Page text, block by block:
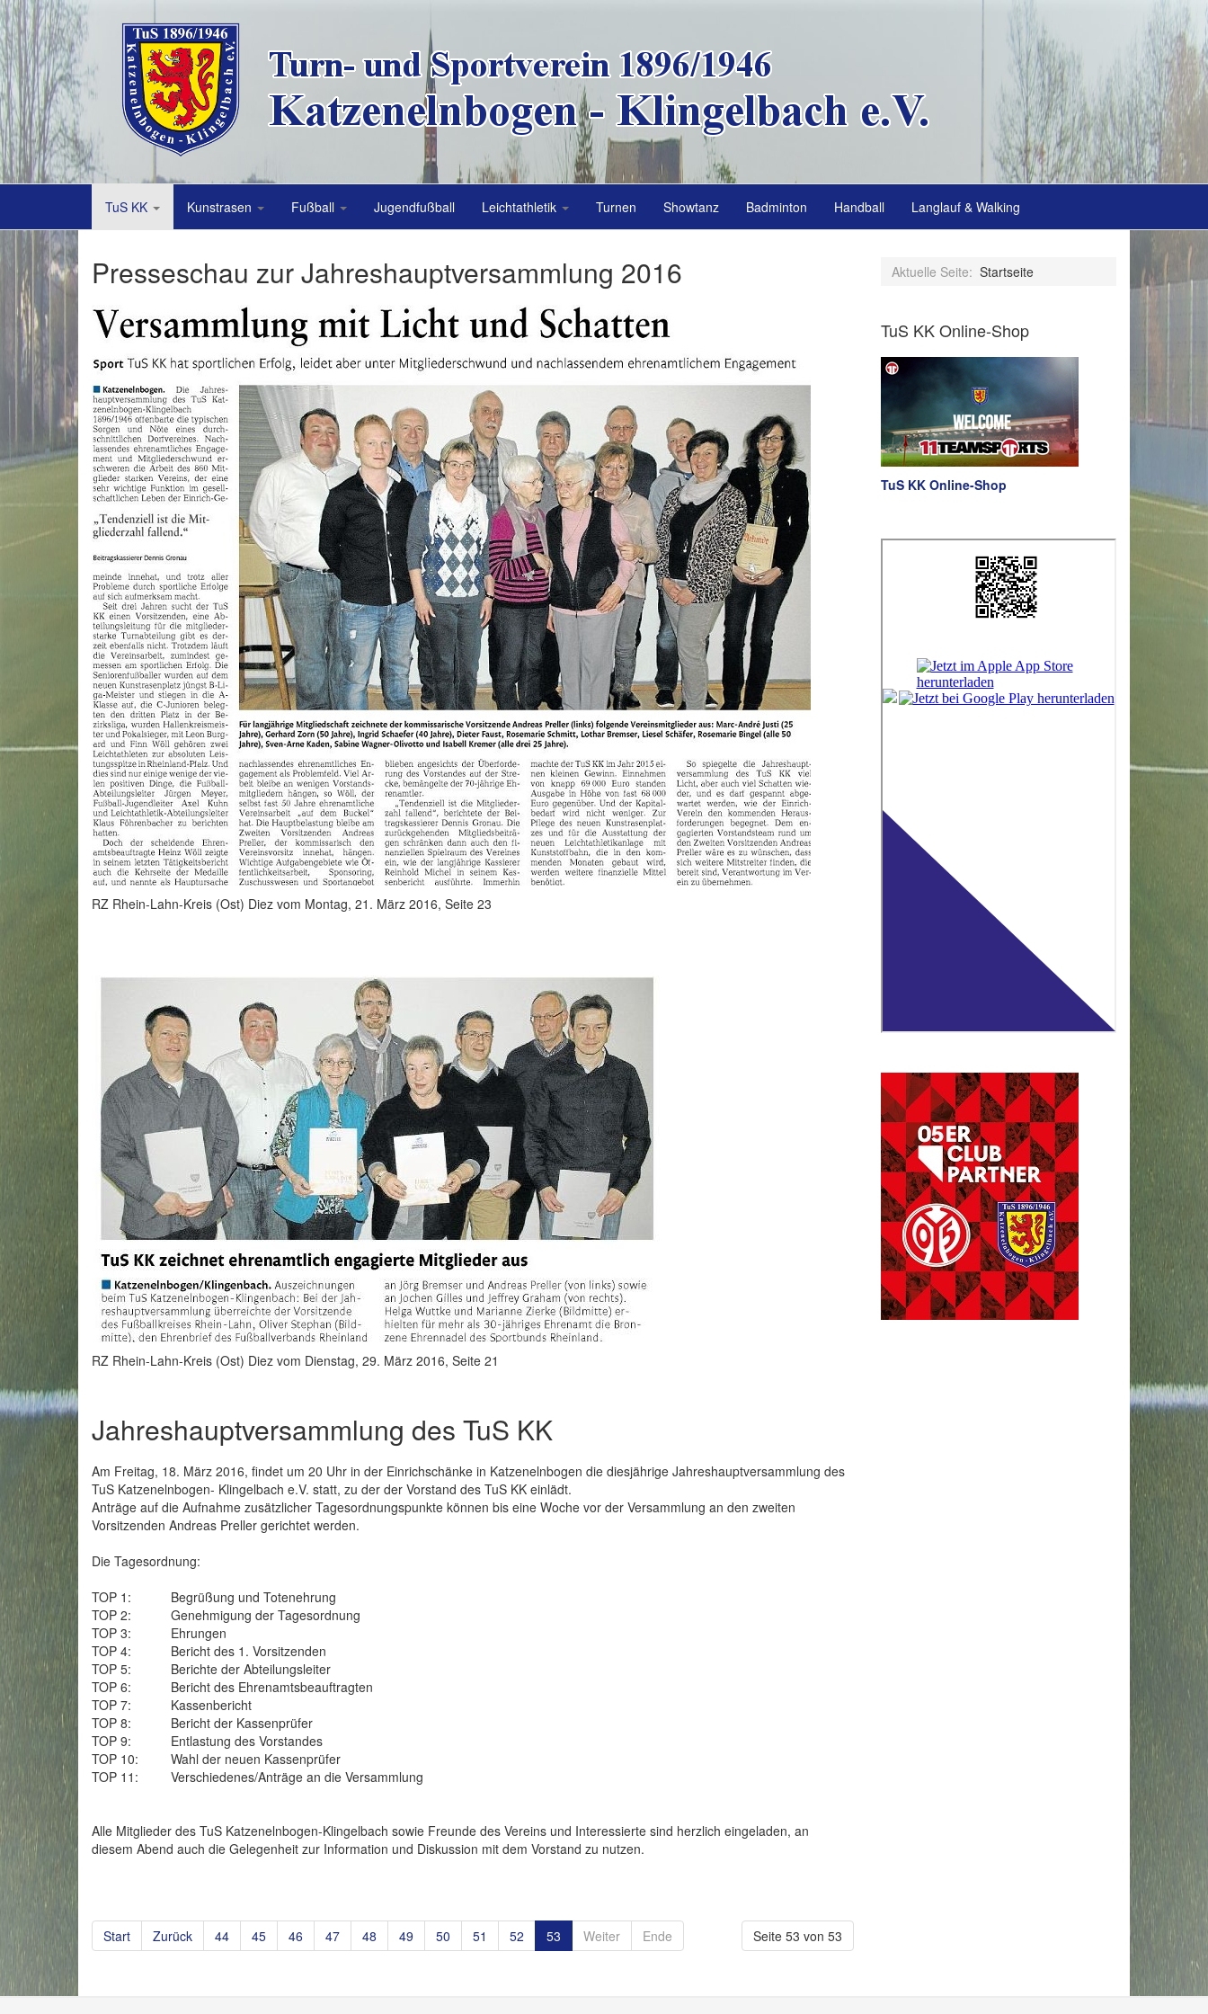
TuS KK Kunstrasen Fußball Jugendfußball Leichtathletik Turnen Showtanz Badminton Handball Langlauf & Walking
Presseschau zur Jahreshauptversammlung 2016
RZ Rhein-Lahn-Kreis (Ost) Diez vom Montag, 21. März 2016, Seite 23
RZ Rhein-Lahn-Kreis (Ost) Diez vom Dienstag, 29. März 2016, Seite 21
Jahreshauptversammlung des TuS KK
Am Freitag, 18. März 2016, findet um 20 Uhr in der Einrichschänke in Katzenelnbogen die diesjährige Jahreshauptversammlung des
TuS Katzenelnbogen- Klingelbach e.V. statt, zu der der Vorstand des TuS KK einlädt.
Anträge auf die Aufnahme zusätzlicher Tagesordnungspunkte können bis eine Woche vor der Versammlung an den zweiten
Vorsitzenden Andreas Preller gerichtet werden.
Die Tagesordnung:
TOP 1: Begrüßung und Totenehrung
TOP 2: Genehmigung der Tagesordnung
TOP 3: Ehrungen
TOP 4: Bericht des 1. Vorsitzenden
TOP 5: Berichte der Abteilungsleiter
TOP 6: Bericht des Ehrenamtsbeauftragten
TOP 7: Kassenbericht
TOP 8: Bericht der Kassenprüfer
TOP 9: Entlastung des Vorstandes
TOP 10: Wahl der neuen Kassenprüfer
TOP 11: Verschiedenes/Anträge an die Versammlung
Alle Mitglieder des TuS Katzenelnbogen-Klingelbach sowie Freunde des Vereins und Interessierte sind herzlich eingeladen, an
diesem Abend auch die Gelegenheit zur Information und Diskussion mit dem Vorstand zu nutzen.
Seite 53 von 53
Start Zurück 44 45 46 47 48 49 50 51 52 53 Weiter Ende
Aktuelle Seite: Startseite
TuS KK Online-Shop
TuS KK Online-Shop